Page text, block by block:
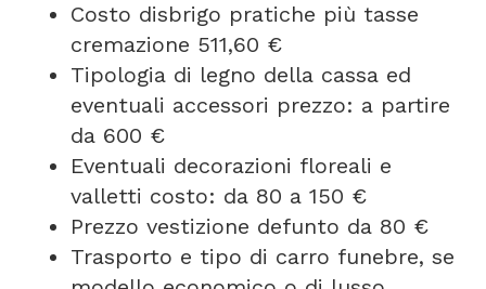
Costo disbrigo pratiche più tasse
cremazione 511,60 €
Tipologia di legno della cassa ed
eventuali accessori prezzo: a partire
da 600 €
Eventuali decorazioni floreali e
valletti costo: da 80 a 150 €
Prezzo vestizione defunto da 80 €
Trasporto e tipo di carro funebre, se